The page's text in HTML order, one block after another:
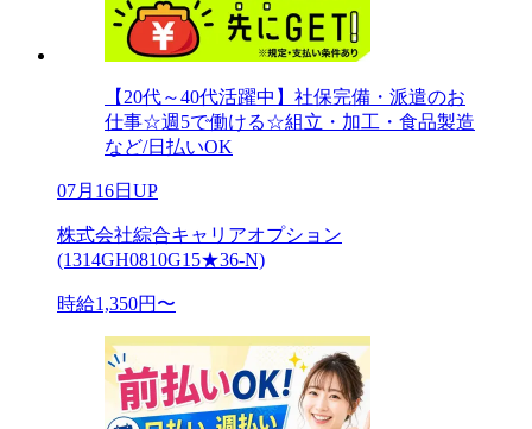
【20代～40代活躍中】社保完備・派遣のお
仕事☆週5で働ける☆組立・加工・食品製造
など/日払いOK
07月16日UP
株式会社綜合キャリアオプション
(1314GH0810G15★36-N)
時給1,350円〜